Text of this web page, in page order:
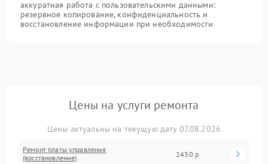
аккуратная работа с пользовательскими данными:
резервное копирование, конфиденциальность и
восстановление информации при необходимости
Цены на услуги ремонта
Цены актуальны на текущую дату 07.08.2026
Ремонт платы управления
(восстановление)
2430 р